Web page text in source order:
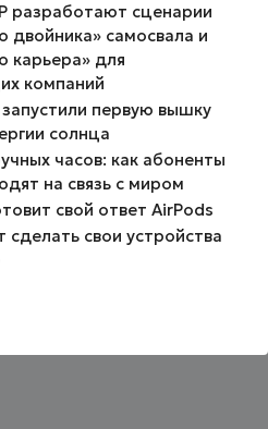
разработают сценарии
двойника» самосвала и
карьера» для
компаний
первую вышку
солнца
часов: как абоненты
на связь с миром
свой ответ AirPods
сделать свои устройства